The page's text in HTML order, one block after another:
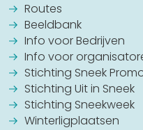
Routes
Beeldbank
Info voor Bedrijven
Info voor
Stichting Sneek
Stichting Uit in Sneek
Stichting Sneekweek
Winterligplaatsen